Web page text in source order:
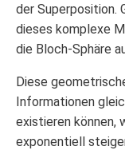
der Superposition.
dieses komplexe
die Bloch-Sphäre
Diese
Informationen
existieren können,
exponentiell